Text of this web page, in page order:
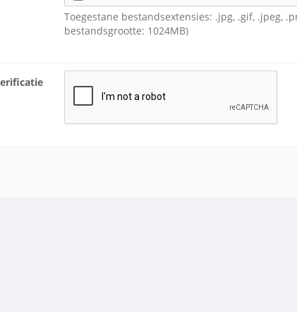
Toegestane bestandsextensies: .jpg, .gif, .jpeg,
bestandsgrootte: 1024MB)